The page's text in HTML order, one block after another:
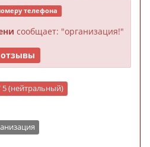
телефона
сообщает: "организация!"
отзывы
5 (нейтральный)